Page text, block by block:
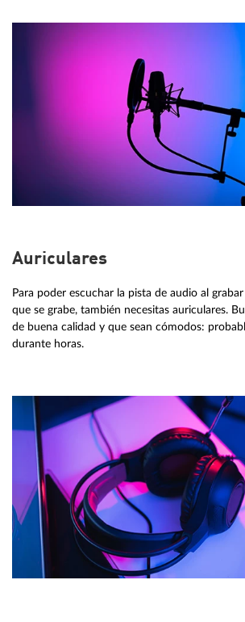
Auriculares
Para poder escuchar la pista de audio al
que se grabe, también necesitas auriculares.
de buena calidad y que sean cómodos:
durante horas.